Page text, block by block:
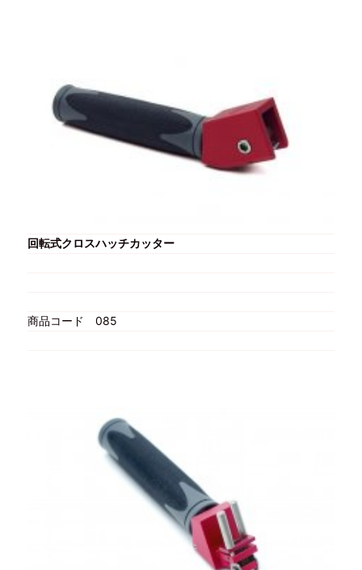
回転式クロスハッチカッター
商品コード 085